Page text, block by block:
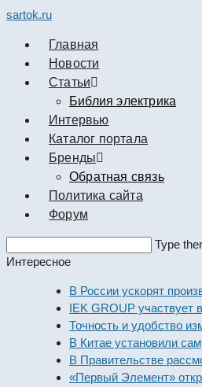
sartok.ru
Главная
Новости
Cтатьи
Библия электрика
Интервью
Каталог портала
Бренды
Обратная связь
Политика сайта
Форум
this
Type
Интересное
В России ускорят
IEK GROUP участвует в
Точность и удобство
В Китае установили самую
В Правительстве
«Первый Элемент» откроет